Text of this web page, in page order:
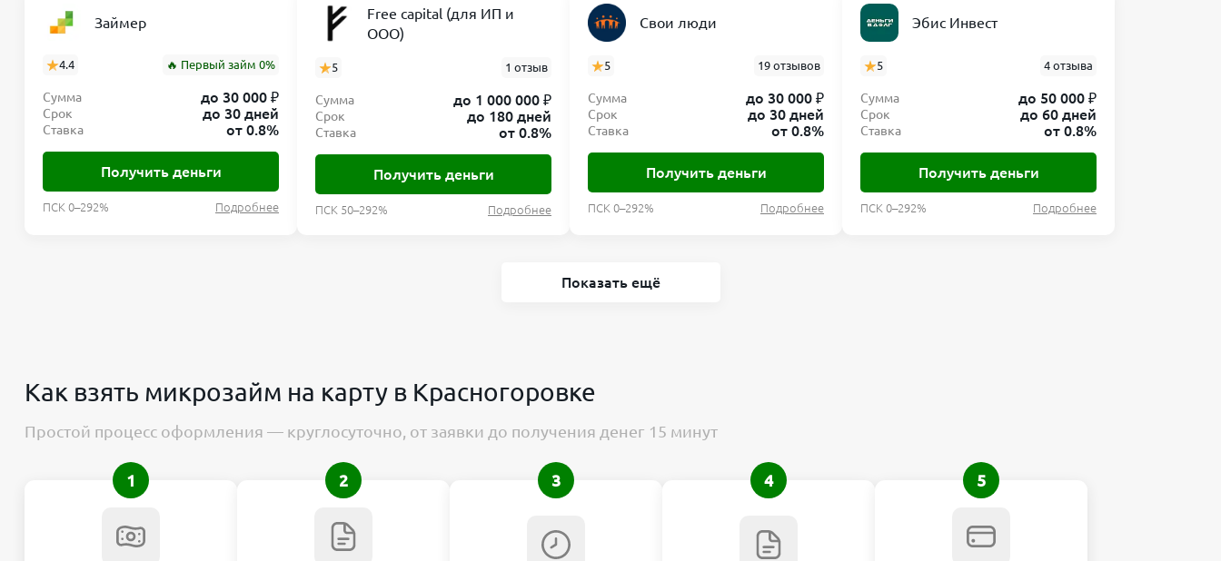
Займер
4.4 🔥 Первый займ 0%
Сумма до 30 000 ₽
Срок до 30 дней
Ставка от 0.8%
Получить деньги
ПСК 0–292% Подробнее
Free capital (для ИП и
ООО)
5 1 отзыв
Сумма до 1 000 000 ₽
Срок до 180 дней
Ставка от 0.8%
Получить деньги
ПСК 50–292% Подробнее
Свои люди
5 19 отзывов
Сумма до 30 000 ₽
Срок до 30 дней
Ставка от 0.8%
Получить деньги
ПСК 0–292% Подробнее
Эбис Инвест
5 4 отзыва
Сумма до 50 000 ₽
Срок до 60 дней
Ставка от 0.8%
Получить деньги
ПСК 0–292% Подробнее
Показать ещё
Как взять микрозайм на карту в Красногоровке
Простой процесс оформления — круглосуточно, от заявки до получения денег 15 минут
1 2 3 4 5